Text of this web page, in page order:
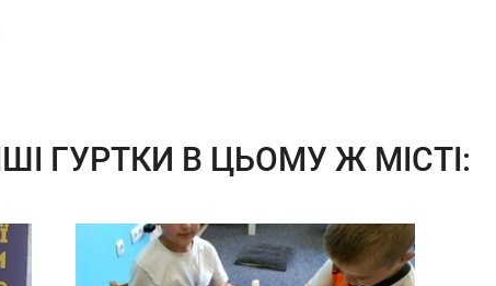
ГУРТКИ В ЦЬОМУ Ж МІСТІ: